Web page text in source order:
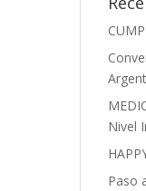
Nivel
Paso